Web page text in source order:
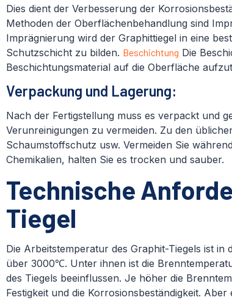
Dies dient der Verbesserung der
Methoden der Oberflächenbehandlung sind
Imprägnierung wird der Graphittiegel in eine
Schutzschicht zu bilden. Beschichtung Die
Beschichtungsmaterial auf die Oberfläche
Verpackung und Lagerung:
Nach der Fertigstellung muss es verpackt und
Verunreinigungen zu vermeiden. Zu den
Schaumstoffschutz usw. Vermeiden Sie
Chemikalien, halten Sie es trocken und sauber.
Technische
Tiegel
Die Arbeitstemperatur des Graphit-Tiegels ist
über 3000℃. Unter ihnen ist die
des Tiegels beeinflussen. Je höher die
Festigkeit und die Korrosionsbeständigkeit.